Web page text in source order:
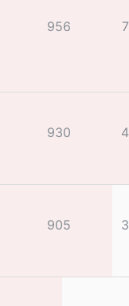
өчигдѳр
956 7
930 4
905 3